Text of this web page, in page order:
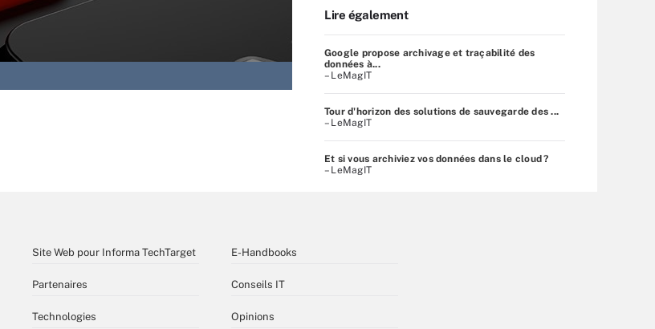
Lire également
Google propose archivage et traçabilité des
données à...
– LeMagIT
Tour d'horizon des solutions de sauvegarde des ...
– LeMagIT
Et si vous archiviez vos données dans le cloud ?
– LeMagIT
Site Web pour Informa TechTarget
Partenaires
Technologies
E-Handbooks
Conseils IT
Opinions